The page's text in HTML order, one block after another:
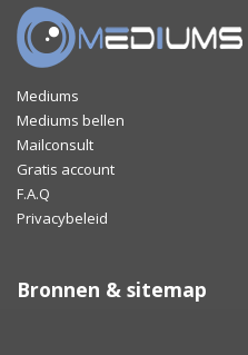
Mediums
Mediums bellen
Mailconsult
Gratis account
F.A.Q
Privacybeleid
Bronnen & sitemap